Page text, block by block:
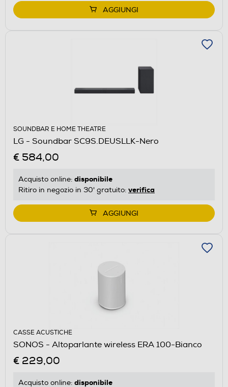
AGGIUNGI
SOUNDBAR E HOME THEATRE
LG - Soundbar SC9S.DEUSLLK-Nero
€ 584,00
Acquisto online: disponibile
Ritiro in negozio in 30' gratuito: verifica
AGGIUNGI
CASSE ACUSTICHE
SONOS - Altoparlante wireless ERA 100-Bianco
€ 229,00
Acquisto online: disponibile